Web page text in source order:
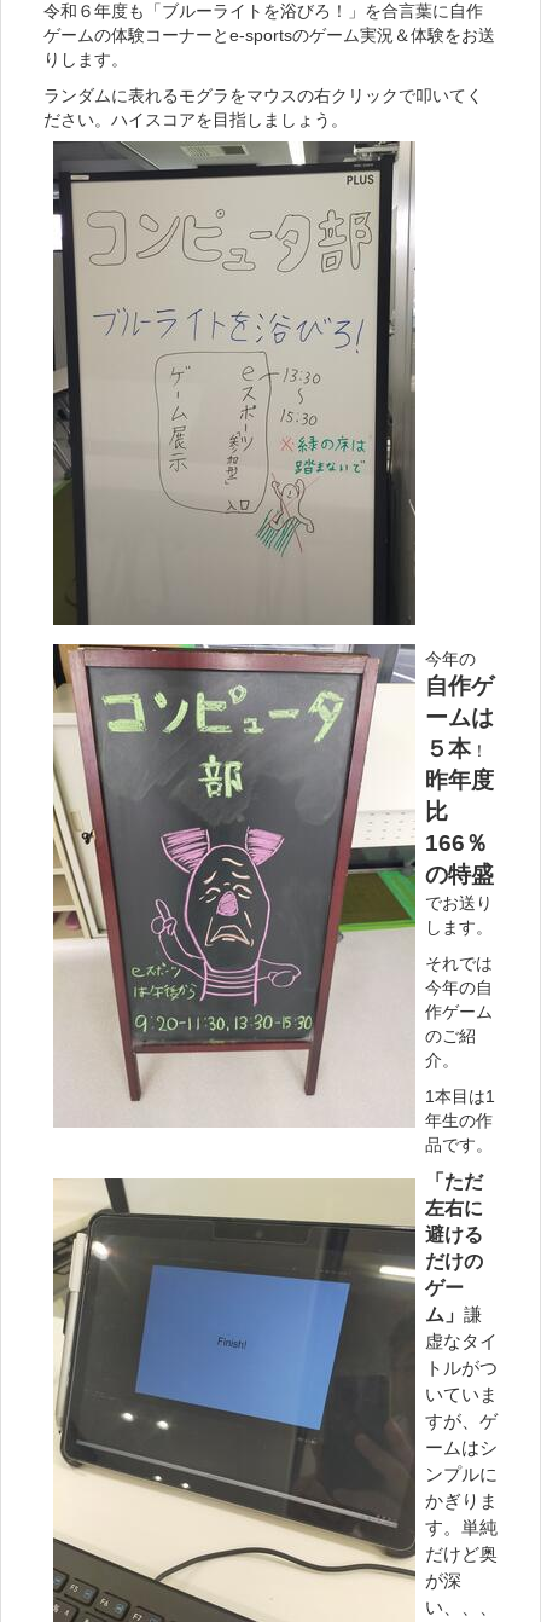
令和６年度も「ブルーライトを浴びろ！」を合言葉に自作
ゲームの体験コーナーとe-sportsのゲーム実況＆体験をお送
りします。
ランダムに表れるモグラをマウスの右クリックで叩いてく
ださい。ハイスコアを目指しましょう。
今年の
自作ゲ
ームは
５本 ！
昨年度
比
166％
の特盛
でお送り
します。
それでは
今年の自
作ゲーム
のご紹
介。
1本目は1
年生の作
品です。
「ただ
左右に
避ける
だけの
ゲー
ム」 謙
虚なタイ
トルがつ
いていま
すが、ゲ
ームはシ
ンプルに
かぎりま
す。単純
だけど奥
が深
い、、、